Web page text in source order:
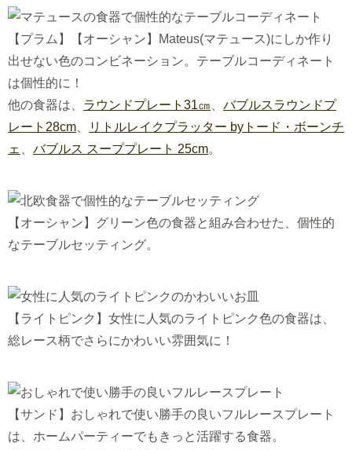
【プラム】【オーシャン】Mateus(マテュース)にしか作り
出せない色のコンビネーション。テーブルコーディネート
は個性的に！
他の食器は、 ラウンドプレート31㎝
バブルスラウンドプ
レート28cm
リトルレイクプラッター byトード・ボーンチ
ェ
バブルス スーププレート 25cm。
【オーシャン】グリーン色の食器と組み合わせた、個性的
なテーブルセッティング。
【ライトピンク】女性に人気のライトピンク色の食器は、
総レース柄でさらにかわいい雰囲気に！
【サンド】おしゃれで使い勝手の良いフルレースプレート
は、ホームパーティーでもきっと活躍する食器。